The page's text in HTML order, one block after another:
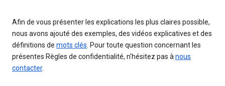
Afin de vous présenter les explications les plus claires possible,
nous avons ajouté des exemples, des vidéos explicatives et des
définitions de mots clés . Pour toute question concernant les
présentes Règles de confidentialité, n'hésitez pas à nous
contacter.